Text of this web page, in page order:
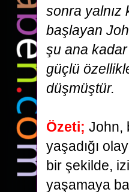
sonra yalnız
başlayan
şu ana
güçlü
düşmüştür.
Özeti; John,
yaşadığı
bir şekilde,
yaşamaya